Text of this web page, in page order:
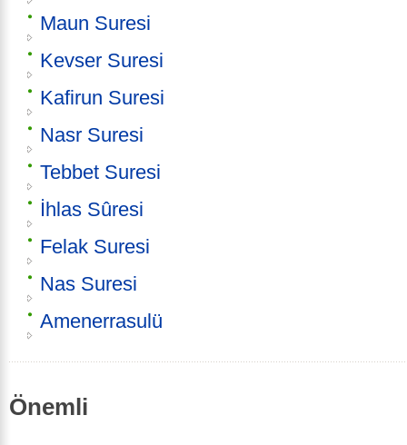
Maun Suresi
Kevser Suresi
Kafirun Suresi
Nasr Suresi
Tebbet Suresi
İhlas Sûresi
Felak Suresi
Nas Suresi
Amenerrasulü
Önemli